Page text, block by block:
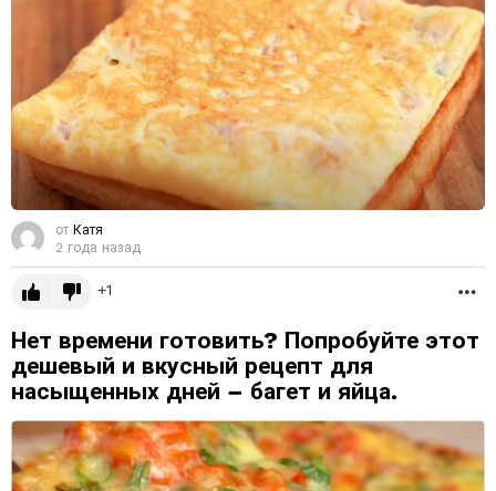
от Катя
2 года назад
1
Нет времени готовить? Попробуйте этот
дешевый и вкусный рецепт для
насыщенных дней – багет и яйца.